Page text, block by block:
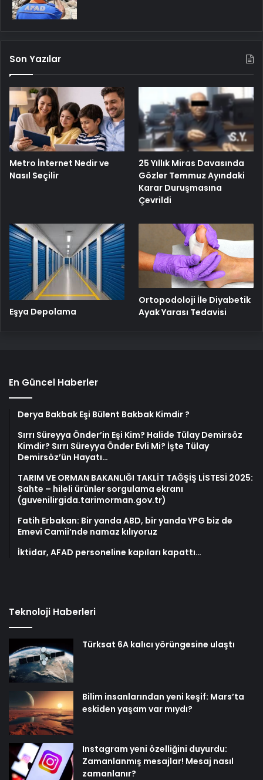
Son Yazılar
Metro İnternet Nedir ve
Nasıl Seçilir
25 Yıllık Miras Davasında
Gözler Temmuz Ayındaki
Karar Duruşmasına
Çevrildi
Eşya Depolama
Ortopodoloji İle Diyabetik
Ayak Yarası Tedavisi
En Güncel Haberler
Derya Bakbak Eşi Bülent Bakbak Kimdir ?
Sırrı Süreyya Önder’in Eşi Kim? Halide Tülay Demirsöz
Kimdir? Sırrı Süreyya Önder Evli Mi? İşte Tülay
Demirsöz’ün Hayatı…
TARIM VE ORMAN BAKANLIĞI TAKLİT TAĞŞİŞ LİSTESİ 2025:
Sahte – hileli ürünler sorgulama ekranı
(guvenilirgida.tarimorman.gov.tr)
Fatih Erbakan: Bir yanda ABD, bir yanda YPG biz de
Emevi Camii’nde namaz kılıyoruz
İktidar, AFAD personeline kapıları kapattı…
Teknoloji Haberleri
Türksat 6A kalıcı yörüngesine ulaştı
Bilim insanlarından yeni keşif: Mars’ta
eskiden yaşam var mıydı?
Instagram yeni özelliğini duyurdu:
Zamanlanmış mesajlar! Mesaj nasıl
zamanlanır?